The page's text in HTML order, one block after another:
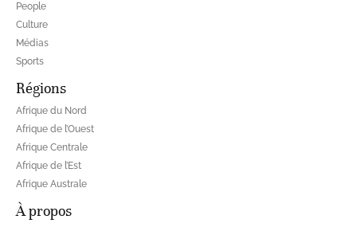
People
Culture
Médias
Sports
Régions
Afrique du Nord
Afrique de l’Ouest
Afrique Centrale
Afrique de l’Est
Afrique Australe
À propos